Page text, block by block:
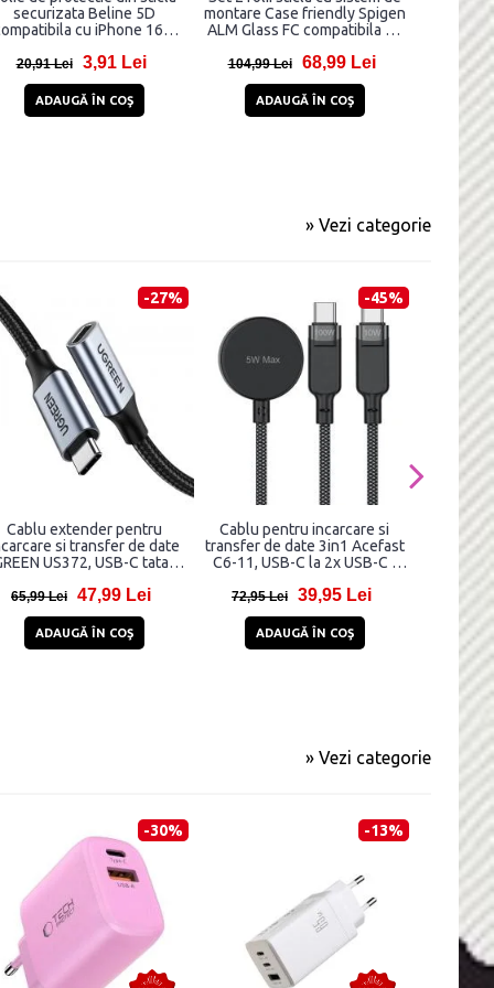
securizata Beline 5D
cu iPhone 16e,
20,91 Lei 3,91 Lei
ADAUGĂ ÎN COŞ
montare Case friendly Spigen
ALM Glass FC compatibila cu
Black
104,99 Lei 68,99 Lei
ADAUGĂ ÎN COŞ
35,99
» Vezi categorie
-27%
Cablu extender pentru
si transfer de date
US372, USB-C tata la
10Gbps, 1m, Gri
65,99 Lei 47,99 Lei
ADAUGĂ ÎN COŞ
-45%
Cablu pentru incarcare si
transfer de date 3in1 Acefast
C6-11, USB-C la 2x USB-C /
100W, 480Mbps, 1.2m, Negru
72,95 Lei 39,95 Lei
ADAUGĂ ÎN COŞ
Cablu
transfer
» Vezi categorie
-30% -13%